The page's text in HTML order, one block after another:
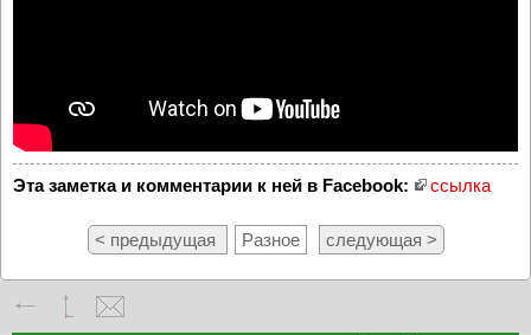
Эта заметка и комментарии к ней в Facebook: ссылка
< предыдущая Разное следующая >